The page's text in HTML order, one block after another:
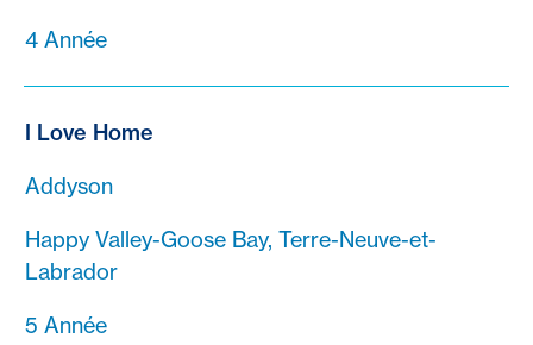
4 Année
I Love Home
Addyson
Happy Valley-Goose Bay, Terre-Neuve-et-
Labrador
5 Année